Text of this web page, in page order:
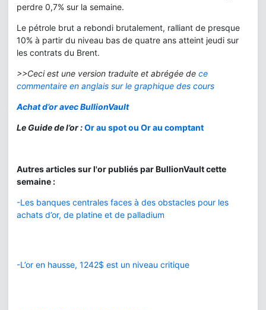
perdre 0,7% sur la semaine.
Le pétrole brut a rebondi brutalement, ralliant de presque
10% à partir du niveau bas de quatre ans atteint jeudi sur
les contrats du Brent.
>>Ceci est une version traduite et abrégée de ce
commentaire en anglais sur le graphique des cours
Achat d’or avec BullionVault
Le Guide de l’or :Or au spot ou Or au comptant
Autres articles sur l'or publiés par BullionVault cette
semaine :
-Les banques centrales faces à des obstacles pour les
achats d’or, de platine et de palladium
-L’or en hausse, 1242$ est un niveau critique